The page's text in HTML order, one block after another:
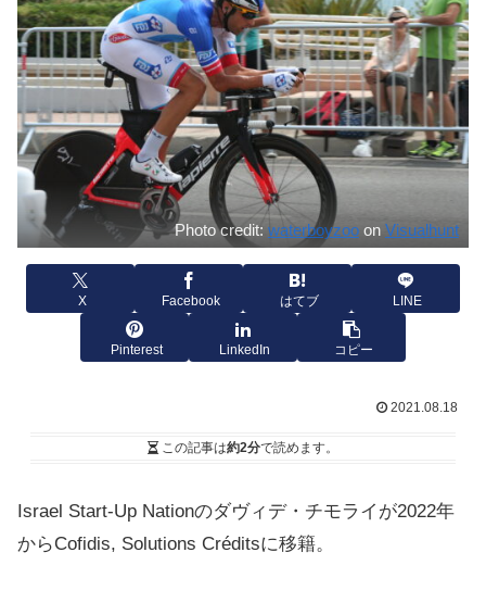
Photo credit: waterboyzooon Visualhunt
X Facebook はてブ LINE
Pinterest LinkedIn コピー
2021.08.18
この記事は約2分で読めます。
Israel Start-Up Nationのダヴィデ・チモライが2022年
からCofidis, Solutions Créditsに移籍。